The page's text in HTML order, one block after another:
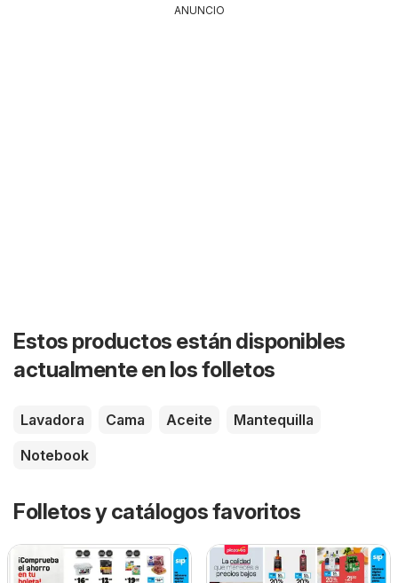
ANUNCIO
Estos productos están disponibles
actualmente en los folletos
Lavadora Cama Aceite
Mantequilla
Notebook
Folletos y catálogos favoritos